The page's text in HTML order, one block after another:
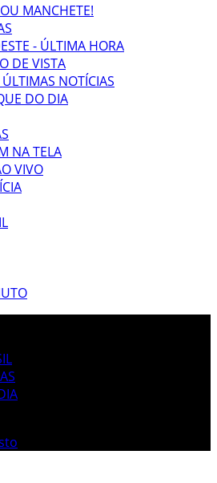
MANCHETE!
- ÚLTIMA HORA
DE VISTA
NOTÍCIAS
DO DIA
NA TELA
VIVO